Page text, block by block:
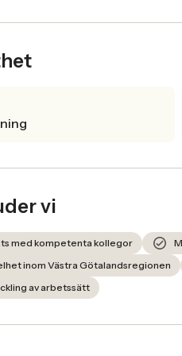
vi
med kompetenta kollegor
inom Västra Götalandsregionen
av arbetssätt